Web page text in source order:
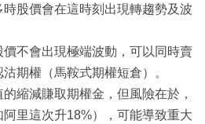
股價會在這時刻出現轉趨勢及波
不會出現極端波動，可以同時賣
期權（馬鞍式期權短倉）。
縮減賺取期權金，但風險在於，
里這次升18%），可能導致重大